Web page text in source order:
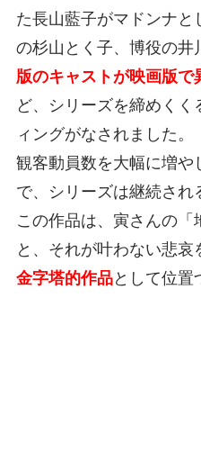
た長山藍子がマドンナと
の杉山とく子、博役の井
版のキャストが映画版で
ど、シリーズを締めく
ィングがなされました
観客動員数を大幅に増や
で、シリーズは継続され
この作品は、寅さんの
と、それが叶わない悲哀
金字塔的作品として位置